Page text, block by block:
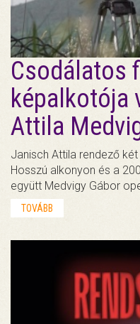
Csodálatos
képalkotója
Attila
Janisch Attila rendező
Hosszú alkonyon és a
együtt Medvigy Gábor
TOVÁBB